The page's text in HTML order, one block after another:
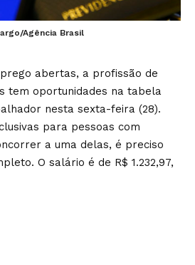
Agência Brasil
abertas, a profissão de
tem oportunidades na tabela
nesta sexta-feira (28).
para pessoas com
a uma delas, é preciso
O salário é de R$ 1.232,97,